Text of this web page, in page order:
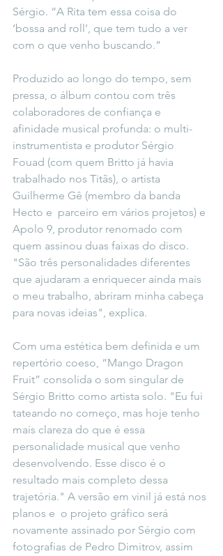
Sérgio. “A Rita tem essa coisa do
‘bossa and roll’, que tem tudo a ver
com o que venho buscando.”
Produzido ao longo do tempo, sem
pressa, o álbum contou com três
colaboradores de confiança e
afinidade musical profunda: o multi-
instrumentista e produtor Sérgio
Fouad (com quem Britto já havia
trabalhado nos Titãs), o artista
Guilherme Gê (membro da banda
Hecto e  parceiro em vários projetos) e
Apolo 9, produtor renomado com
quem assinou duas faixas do disco.
"São três personalidades diferentes
que ajudaram a enriquecer ainda mais
o meu trabalho, abriram minha cabeça
para novas ideias", explica.
Com uma estética bem definida e um
repertório coeso, “Mango Dragon
Fruit” consolida o som singular de
Sérgio Britto como artista solo. "Eu fui
tateando no começo, mas hoje tenho
mais clareza do que é essa
personalidade musical que venho
desenvolvendo. Esse disco é o
resultado mais completo dessa
trajetória." A versão em vinil já está nos
planos e  o projeto gráfico será
novamente assinado por Sérgio com
fotografias de Pedro Dimitrov, assim